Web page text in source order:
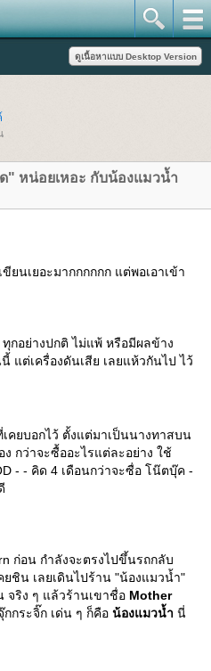
หน่อยเหอะ กับน้องแมวน้ำ
ยนเยอะมากกกกกก แต่พอเอาเข้า
อย่างปกติ ไม่แพ้ หรือมีผลข้าง
แต่เครื่องดันเสีย เลยแห้วกันไป ไว้
เคยบอกไว้ ตั้งแต่มาเป็นนางทาสบน
กว่าจะซื้ออะไรแต่ละอย่าง ใช้
- - คิด 4 เดือนกว่าจะซื่อ โน๊ตบุ๊ค -
ก่อน กำลังจะตรงไปขึ้นรถกลับ
ชิน เลยเดินไปร้าน "น้องแมวน้ำ"
จริง ๆ แล้วร้านเขาชื่อ Mother
กระจิ๊ก เด่น ๆ ก็คือ น้องแมวน้ำ นี่